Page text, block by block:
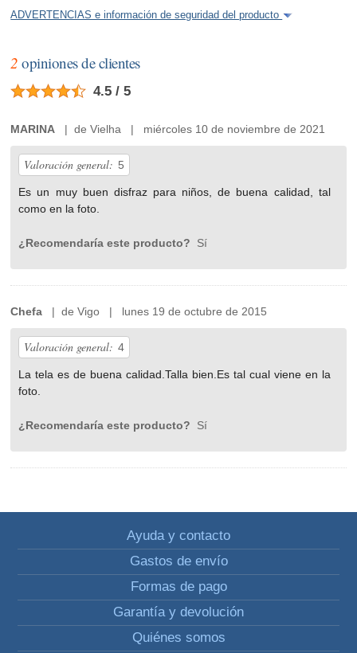
ADVERTENCIAS e información de seguridad del producto
2 opiniones de clientes
4.5 / 5
MARINA | de Vielha | miércoles 10 de noviembre de 2021
Valoración general: 5
Es un muy buen disfraz para niños, de buena calidad, tal
como en la foto.
¿Recomendaría este producto? Sí
Chefa | de Vigo | lunes 19 de octubre de 2015
Valoración general: 4
La tela es de buena calidad.Talla bien.Es tal cual viene en la
foto.
¿Recomendaría este producto? Sí
Ayuda y contacto
Gastos de envío
Formas de pago
Garantía y devolución
Quiénes somos